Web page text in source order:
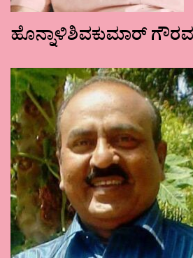
ಹೊನ್ನಾಳಿಶಿವಕುಮಾರ್